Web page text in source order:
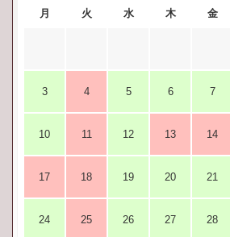
月 火 水 木 金
3 4 5 6 7
10 11 12 13 14
17 18 19 20 21
24 25 26 27 28